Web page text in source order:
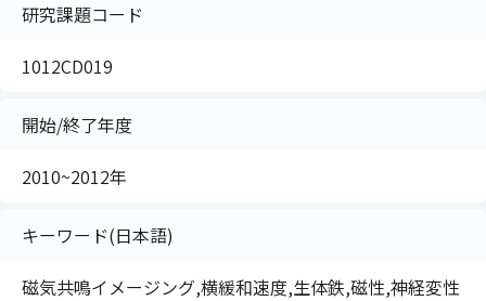
研究課題コード
1012CD019
開始/終了年度
2010~2012年
キーワード(日本語)
磁気共鳴イメージング,横緩和速度,生体鉄,磁性,神経変性